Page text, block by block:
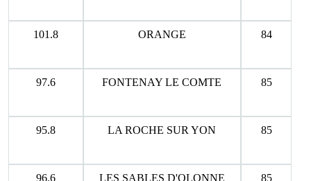
101.8 ORANGE 84
97.6 FONTENAY LE COMTE 85
95.8 LA ROCHE SUR YON 85
96.6 LES SABLES D'OLONNE 85